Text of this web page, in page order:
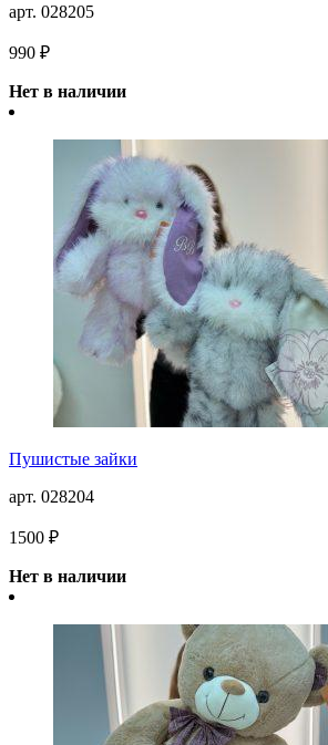
арт. 028205
990 ₽
Нет в наличии
Пушистые зайки
арт. 028204
1500 ₽
Нет в наличии